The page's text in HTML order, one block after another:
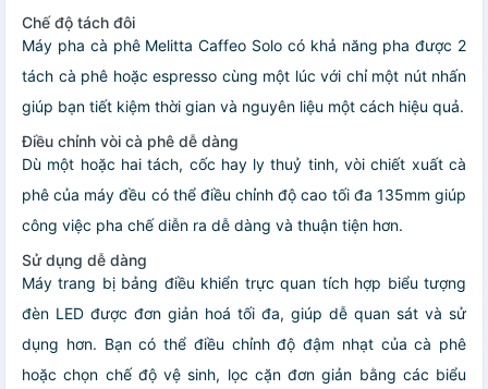
Chế độ tách đôi
Máy pha cà phê Melitta Caffeo Solo có khả năng pha được 2
tách cà phê hoặc espresso cùng một lúc với chỉ một nút nhấn
giúp bạn tiết kiệm thời gian và nguyên liệu một cách hiệu quả.
Điều chỉnh vòi cà phê dễ dàng
Dù một hoặc hai tách, cốc hay ly thuỷ tinh, vòi chiết xuất cà
phê của máy đều có thể điều chỉnh độ cao tối đa 135mm giúp
công việc pha chế diễn ra dễ dàng và thuận tiện hơn.
Sử dụng dễ dàng
Máy trang bị bảng điều khiển trực quan tích hợp biểu tượng
đèn LED được đơn giản hoá tối đa, giúp dễ quan sát và sử
dụng hơn. Bạn có thể điều chỉnh độ đậm nhạt của cà phê
hoặc chọn chế độ vệ sinh, lọc cặn đơn giản bằng các biểu